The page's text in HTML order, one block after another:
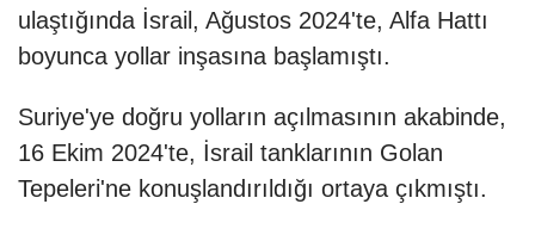
ulaştığında İsrail, Ağustos 2024'te, Alfa Hattı
boyunca yollar inşasına başlamıştı.
Suriye'ye doğru yolların açılmasının akabinde,
16 Ekim 2024'te, İsrail tanklarının Golan
Tepeleri'ne konuşlandırıldığı ortaya çıkmıştı.